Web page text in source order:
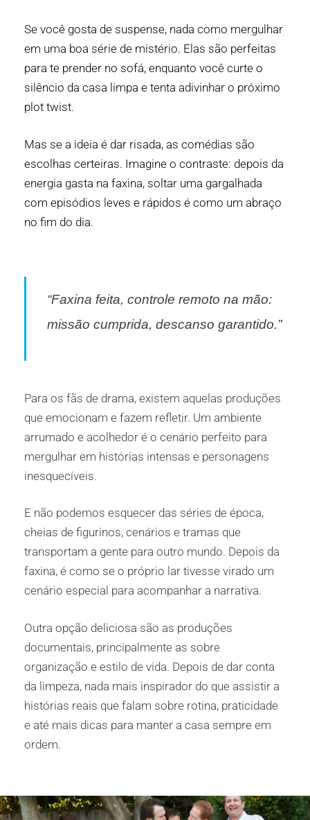
Se você gosta de suspense, nada como mergulhar
em uma boa série de mistério. Elas são perfeitas
para te prender no sofá, enquanto você curte o
silêncio da casa limpa e tenta adivinhar o próximo
plot twist.
Mas se a ideia é dar risada, as comédias são
escolhas certeiras. Imagine o contraste: depois da
energia gasta na faxina, soltar uma gargalhada
com episódios leves e rápidos é como um abraço
no fim do dia.
“Faxina feita, controle remoto na mão:
missão cumprida, descanso garantido.”
Para os fãs de drama, existem aquelas produções
que emocionam e fazem refletir. Um ambiente
arrumado e acolhedor é o cenário perfeito para
mergulhar em histórias intensas e personagens
inesquecíveis.
E não podemos esquecer das séries de época,
cheias de figurinos, cenários e tramas que
transportam a gente para outro mundo. Depois da
faxina, é como se o próprio lar tivesse virado um
cenário especial para acompanhar a narrativa.
Outra opção deliciosa são as produções
documentais, principalmente as sobre
organização e estilo de vida. Depois de dar conta
da limpeza, nada mais inspirador do que assistir a
histórias reais que falam sobre rotina, praticidade
e até mais dicas para manter a casa sempre em
ordem.